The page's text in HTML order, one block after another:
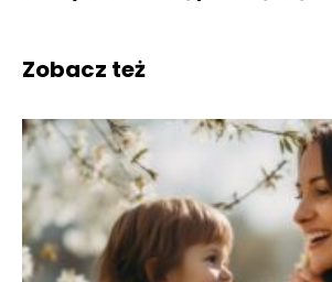
Zobacz też